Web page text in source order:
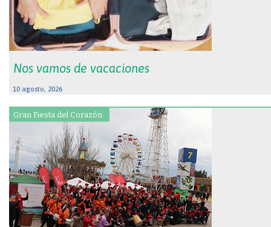
Nos vamos de vacaciones
10 agosto, 2026
Gran Fiesta del Corazón.